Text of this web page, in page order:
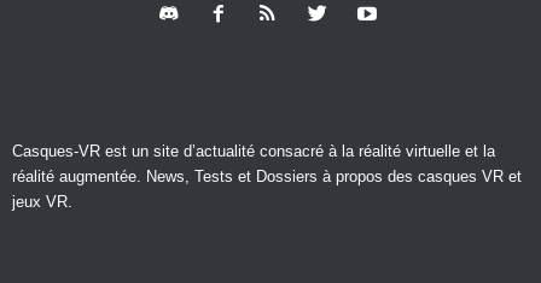
Casques-VR est un site d’actualité consacré à la réalité virtuelle et la
réalité augmentée. News, Tests et Dossiers à propos des casques VR et
jeux VR.